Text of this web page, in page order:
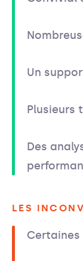
Un
Plusieurs
Des
LES